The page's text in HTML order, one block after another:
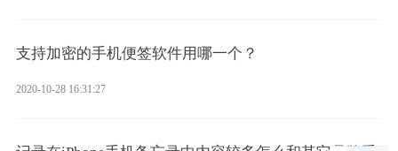
支持加密的手机便签软件用哪一个？
2020-10-28 16:31:27